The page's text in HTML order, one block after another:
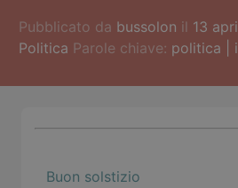
Pubblicato da bussolon il 13
Politica Parole chiave: politica
Buon solstizio